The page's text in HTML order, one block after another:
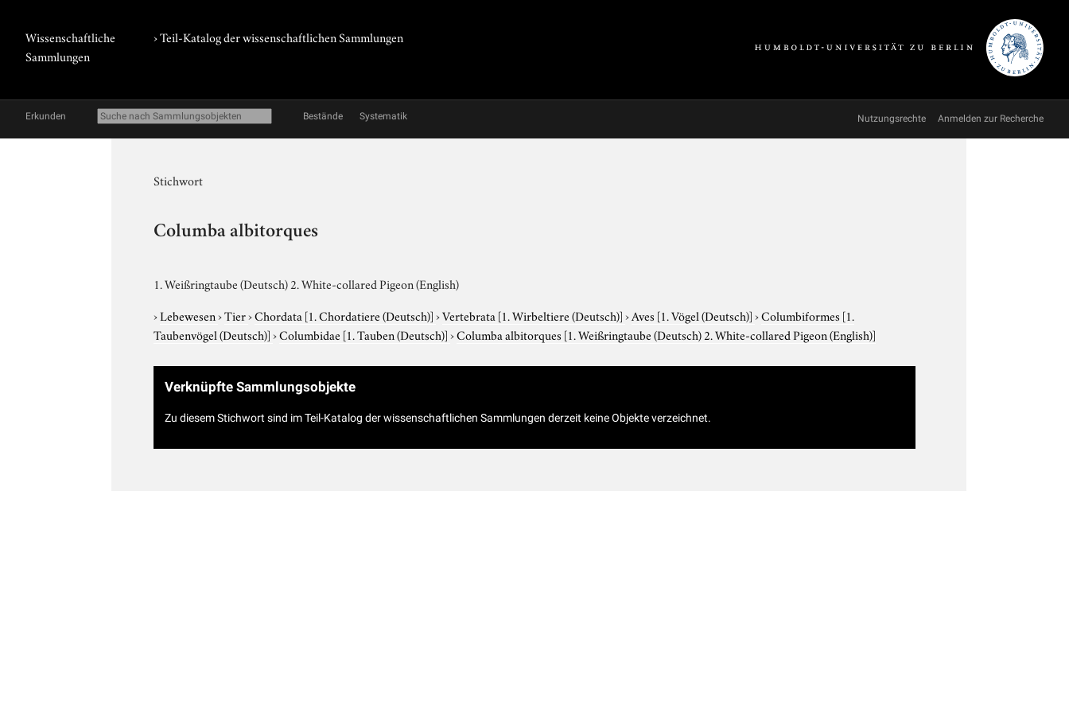
Wissenschaftliche
Sammlungen
› Teil-Katalog der wissenschaftlichen Sammlungen
Erkunden Bestände Systematik Nutzungsrechte Anmelden zur Recherche
Stichwort
Columba albitorques
1. Weißringtaube (Deutsch) 2. White-collared Pigeon (English)
›Lebewesen›Tier›Chordata [1. Chordatiere (Deutsch)]›Vertebrata [1. Wirbeltiere (Deutsch)]›Aves [1. Vögel (Deutsch)]›Columbiformes [1.
Taubenvögel (Deutsch)]›Columbidae [1. Tauben (Deutsch)]›Columba albitorques [1. Weißringtaube (Deutsch) 2. White-collared Pigeon (English)]
Verknüpfte Sammlungsobjekte
Zu diesem Stichwort sind im Teil-Katalog der wissenschaftlichen Sammlungen derzeit keine Objekte verzeichnet.